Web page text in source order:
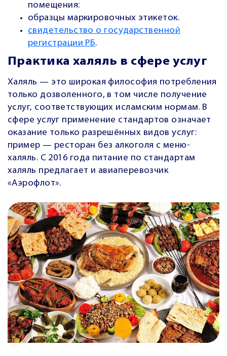
помещения:
образцы маркировочных этикеток.
свидетельство о государственной
регистрации РБ.
Практика халяль в сфере услуг
Халяль — это широкая философия потребления
только дозволенного, в том числе получение
услуг, соответствующих исламским нормам. В
сфере услуг применение стандартов означает
оказание только разрешённых видов услуг:
пример — ресторан без алкоголя с меню-
халяль. С 2016 года питание по стандартам
халяль предлагает и авиаперевозчик
«Аэрофлот».